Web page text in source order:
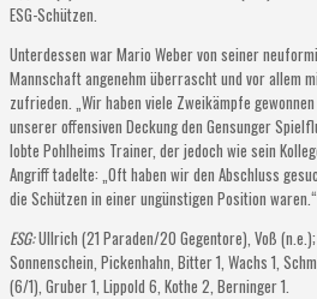
ESG-Schützen.
Unterdessen war Mario Weber von seiner
Mannschaft angenehm überrascht und vor allem
zufrieden. „Wir haben viele Zweikämpfe
unserer offensiven Deckung den Gensunger
lobte Pohlheims Trainer, der jedoch wie sein
Angriff tadelte: „Oft haben wir den Abschluss
die Schützen in einer ungünstigen Position waren.“
ESG:Ullrich (21 Paraden/20 Gegentore), Voß
Sonnenschein, Pickenhahn, Bitter 1, Wachs 1,
(6/1), Gruber 1, Lippold 6, Kothe 2, Berninger 1.